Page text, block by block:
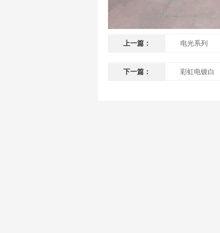
上一篇： 电光系列
下一篇： 彩虹电镀白